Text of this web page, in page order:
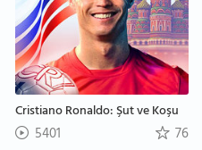
Cristiano Ronaldo: Şut ve Koşu
5401 76